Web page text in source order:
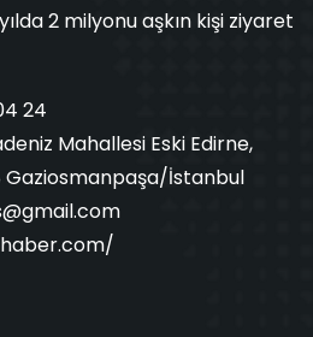
2 milyonu aşkın kişi ziyaret
24
Mahallesi Eski Edirne,
Gaziosmanpaşa/İstanbul